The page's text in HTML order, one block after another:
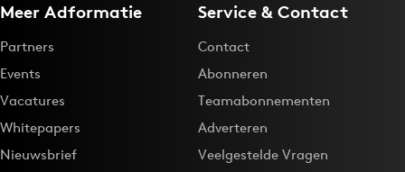
Meer Adformatie
Partners
Events
Vacatures
Whitepapers
Nieuwsbrief
Service & Contact
Contact
Abonneren
Teamabonnementen
Adverteren
Veelgestelde Vragen